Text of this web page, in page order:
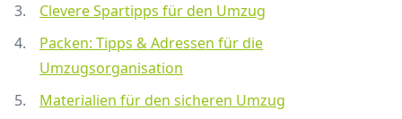
Clevere Spartipps für den Umzug
Packen: Tipps & Adressen für die
Umzugsorganisation
Materialien für den sicheren Umzug